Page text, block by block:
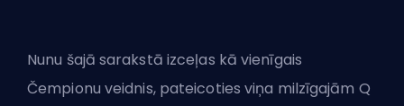
Nunu šajā sarakstā izceļas kā vienīgais
Čempionu veidnis, pateicoties viņa milzīgajām Q